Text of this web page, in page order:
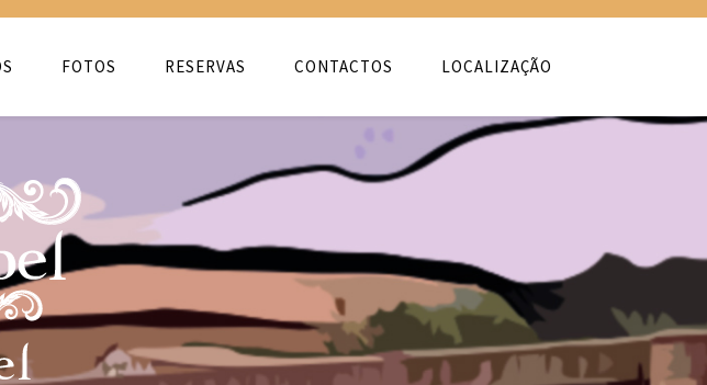
FOTOS RESERVAS CONTACTOS LOCALIZAÇÃO